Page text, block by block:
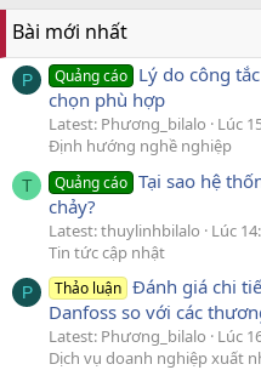
Bài mới nhất
P Quảng cáo Lý do công
chọn phù hợp
Latest: Phương_bilalo
Lúc
Định hướng nghề nghiệp
T Quảng cáo Tại sao hệ
chảy?
Latest: thuylinhbilalo
Lúc
Tin tức cập nhật
P Thảo luận Đánh giá chi
Danfoss so với các
Latest: Phương_bilalo
Lúc
Dịch vụ doanh nghiệp xuất